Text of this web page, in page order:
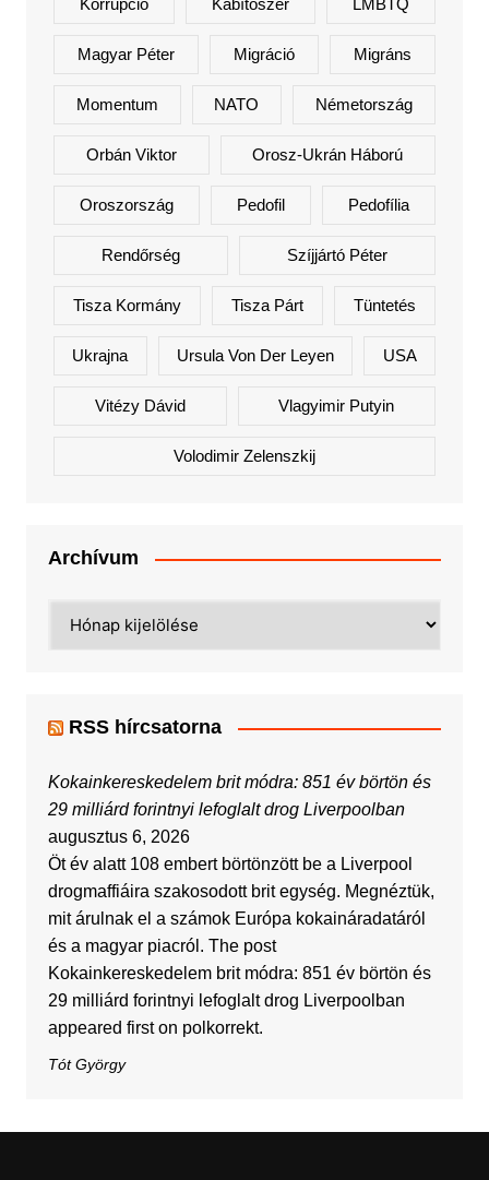
Korrupció Kábítószer LMBTQ
Magyar Péter Migráció Migráns
Momentum NATO Németország
Orbán Viktor Orosz-Ukrán Háború
Oroszország Pedofil Pedofília
Rendőrség Szíjjártó Péter
Tisza Kormány Tisza Párt Tüntetés
Ukrajna Ursula Von Der Leyen USA
Vitézy Dávid Vlagyimir Putyin
Volodimir Zelenszkij
Archívum
RSS hírcsatorna
Kokainkereskedelem brit módra: 851 év börtön és
29 milliárd forintnyi lefoglalt drog Liverpoolban
augusztus 6, 2026
Öt év alatt 108 embert börtönzött be a Liverpool
drogmaffiáira szakosodott brit egység. Megnéztük,
mit árulnak el a számok Európa kokaináradatáról
és a magyar piacról. The post
Kokainkereskedelem brit módra: 851 év börtön és
29 milliárd forintnyi lefoglalt drog Liverpoolban
appeared first on polkorrekt.
Tót György